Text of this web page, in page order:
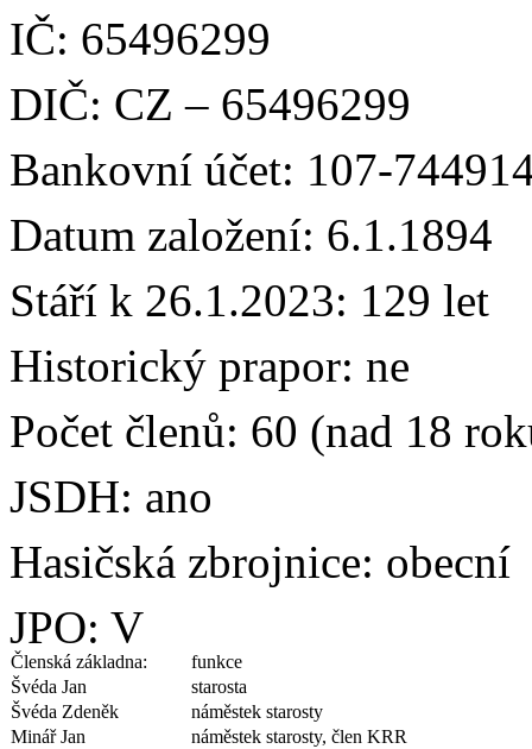
IČ: 65496299
DIČ: CZ – 65496299
Bankovní účet: 107-
Datum založení: 6.1.1894
Stáří k 26.1.2023: 129 let
Historický prapor: ne
Počet členů: 60 (nad 18
JSDH: ano
Hasičská zbrojnice: obecní
JPO: V
Členská základna:
funkce
Švéda Jan
starosta
Švéda Zdeněk
náměstek starosty
Minář Jan
náměstek starosty, člen KRR